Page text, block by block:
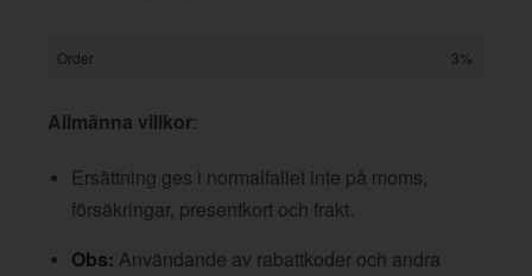
Order 3%
Allmänna villkor:
Ersättning ges i normalfallet inte på moms,
försäkringar, presentkort och frakt.
Obs: Användande av rabattkoder och andra